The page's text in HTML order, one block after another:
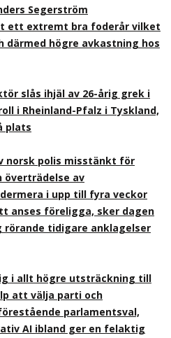
Segerström
ett extremt bra foderår vilket
högre avkastning hos
slås ihjäl av 26-årig grek i
i Rheinland-Pfalz i Tyskland,
plats
norsk polis misstänkt för
överträdelse av
i upp till fyra veckor
anses föreligga, sker dagen
tidigare anklagelser
i allt högre utsträckning till
att välja parti och
parlamentsval,
AI ibland ger en felaktig